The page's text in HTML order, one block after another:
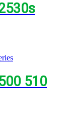
510